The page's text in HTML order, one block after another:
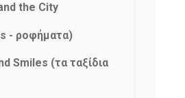
the City
- ροφήματα)
Smiles (τα ταξίδια